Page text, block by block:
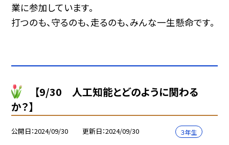
業に参加しています。
打つのも、守るのも、走るのも、みんな一生懸命です。
【9/30 人工知能とどのように関わる
か？】
公開日 2024/09/30 更新日 2024/09/30 ３年生